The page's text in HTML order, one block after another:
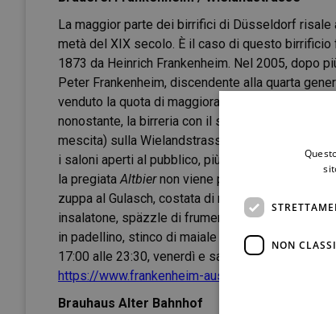
La maggior parte dei birrifici di Düsseldorf risale
metà del XIX secolo. È il caso di questo birrificio
1873 da Heinrich Frankenheim. Nel 2005, dopo
Peter Frankenheim, discendente alla quarta
venduto la quota di maggioranza al noto birrificio
nonostante, la birreria con il suo
mescita) sulla Wielandstrasse resta fedele
i saloni aperti al pubblico, più un giardino per
la pregiataAltbiernon viene più prodotta in loco.
zuppa al Gulasch, costata di manzo con burro alle
insalatone, späzzle di frumento con formaggio e
in padellino, stinco di maiale brasato con cipolle,
17:00 alle 23:30, venerdì e sabato alle 00:30.
https://www.frankenheim-ausschank.com
Brauhaus Alter Bahnhof
NON